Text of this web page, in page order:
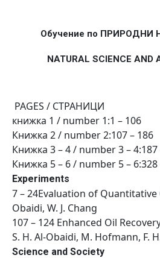
Обучение по ПРИРОДНИ
NATURAL SCIENCE AND
PAGES / СТРАНИЦИ
книжка 1 / number 1:1 – 106
Книжка 2 / number 2:107 – 186
Книжка 3 – 4 / number 3 – 4:187
Книжка 5 – 6 / number 5 – 6:328
Experiments
7 – 24Evaluation of
Obaidi, W. J. Chang
107 – 124 Enhanced Oil
S. H. Al-Obaidi, M. Hofmann, F.
Science and Society